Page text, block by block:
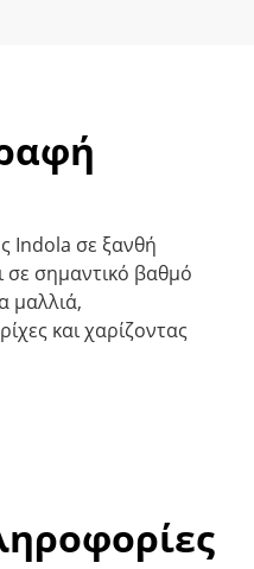
Indola σε ξανθή
σε σημαντικό βαθμό
μαλλιά,
και χαρίζοντας